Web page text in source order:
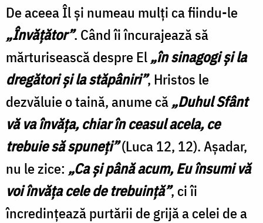
De aceea Îl şi numeau mulţi ca fiindu-le
„Învăţător”. Când îi încurajează să
mărturisească despre El„în sinagogi şi la
dregători şi la stăpâniri”, Hristos le
dezvăluie o taină, anume că„Duhul Sfânt
vă va învăţa, chiar în ceasul acela, ce
trebuie să spuneţi”(Luca 12, 12). Aşadar,
nu le zice: „Ca şi până acum, Eu însumi vă
voi învăţa cele de trebuinţă”, ci îi
încredinţează purtării de grijă a celei de a